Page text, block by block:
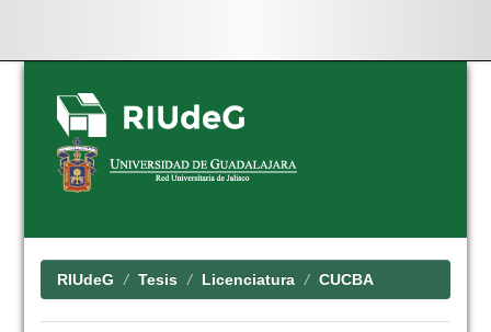
Skip
navigation
RIUdeG Tesis Licenciatura CUCBA